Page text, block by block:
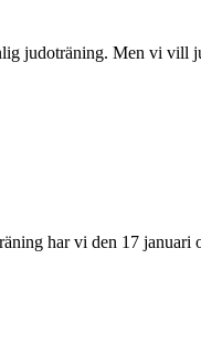
judoträning. Men vi vill
har vi den 17